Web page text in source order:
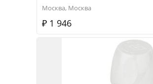
Москва, Москва
₽ 1 946